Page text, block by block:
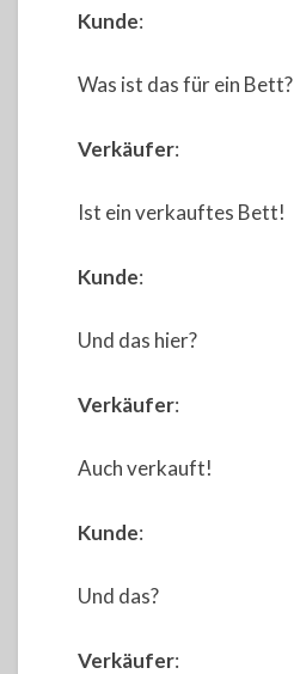
Kunde:
Was ist das für ein Bett?
Verkäufer:
Ist ein verkauftes Bett!
Kunde:
Und das hier?
Verkäufer:
Auch verkauft!
Kunde:
Und das?
Verkäufer: